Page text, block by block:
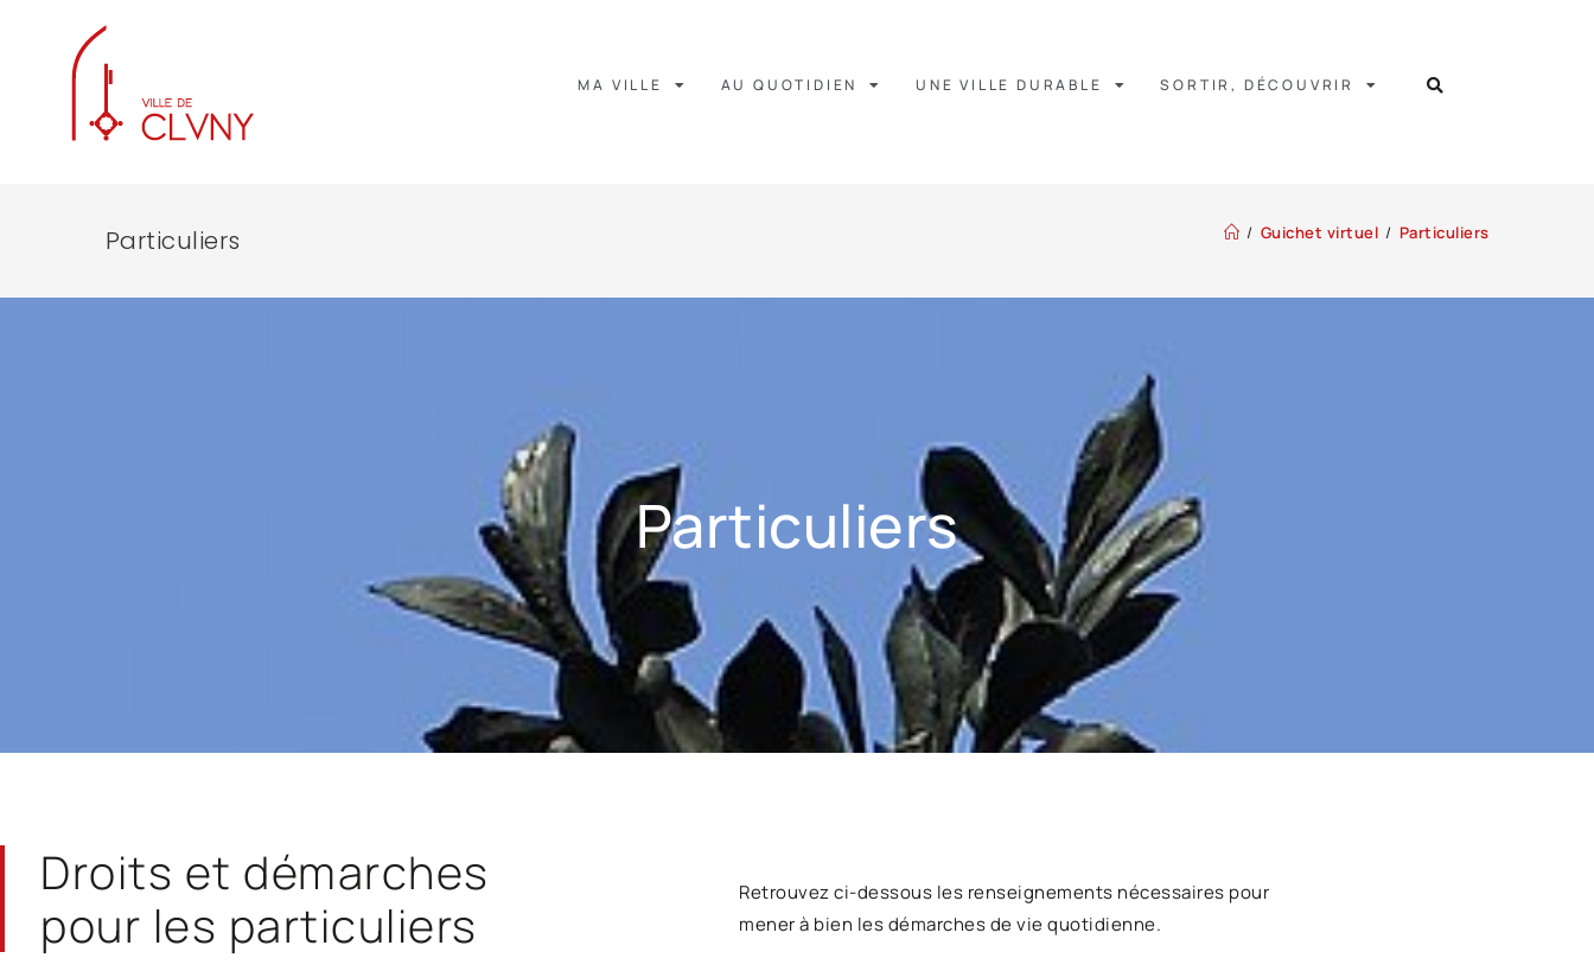
MA VILLE AU QUOTIDIEN UNE VILLE DURABLE SORTIR, DÉCOUVRIR
Particuliers / Guichet virtuel / Particuliers
Particuliers
Droits et démarches
pour les particuliers
Retrouvez ci-dessous les renseignements nécessaires pour
mener à bien les démarches de vie quotidienne.